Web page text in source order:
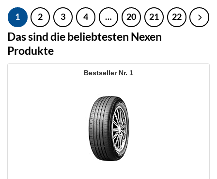
1 2 3 4 … 20 21 22
Das sind die beliebtesten Nexen
Produkte
1